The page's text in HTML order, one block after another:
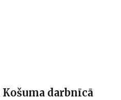
darbnīcā